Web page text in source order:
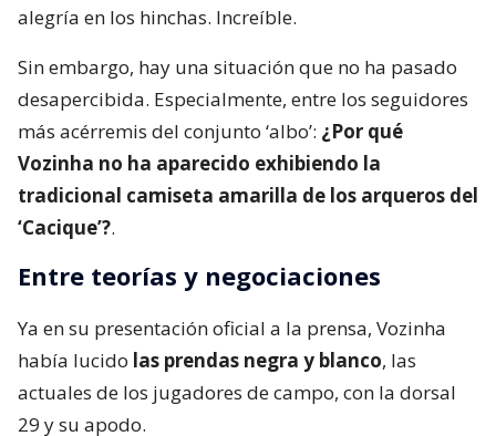
alegría en los hinchas. Increíble.
Sin embargo, hay una situación que no ha pasado
desapercibida. Especialmente, entre los seguidores
más acérremis del conjunto ‘albo’: ¿Por qué
Vozinha no ha aparecido exhibiendo la
tradicional camiseta amarilla de los arqueros del
‘Cacique’?.
Entre teorías y negociaciones
Ya en su presentación oficial a la prensa, Vozinha
había lucido las prendas negra y blanco, las
actuales de los jugadores de campo, con la dorsal
29 y su apodo.